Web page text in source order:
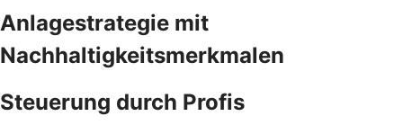
Anlagestrategie mit
Nachhaltigkeitsmerkmalen
Steuerung durch Profis